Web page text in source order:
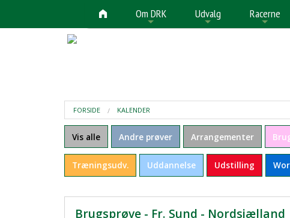
Om DRK Udvalg Racerne
FORSIDE KALENDER
Vis alle Andre prøver Arrangementer
Træningsudv. Uddannelse Udstilling
Brugsprøve - Fr. Sund - Nordsjælland